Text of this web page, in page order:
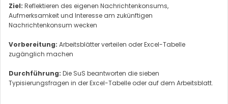
Ziel: Reflektieren des eigenen Nachrichtenkonsums,
Aufmerksamkeit und Interesse am zukünftigen
Nachrichtenkonsum wecken
Vorbereitung: Arbeitsblätter verteilen oder Excel-Tabelle
zugänglich machen
Durchführung: Die SuS beantworten die sieben
Typisierungsfragen in der Excel-Tabelle oder auf dem Arbeitsblatt.